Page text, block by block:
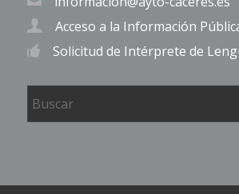
Acceso a la Información
Solicitud de Intérprete de